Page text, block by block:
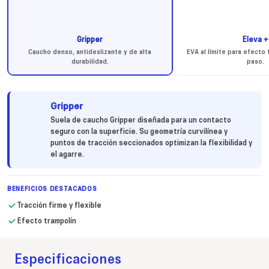
Gripper
Caucho denso, antideslizante y de alta
durabilidad.
Eleva +
EVA al límite para efecto
paso.
Gripper
Suela de caucho Gripper diseñada para un contacto
seguro con la superficie. Su geometría curvilínea y
puntos de tracción seccionados optimizan la flexibilidad y
el agarre.
BENEFICIOS DESTACADOS
Tracción firme y flexible
Efecto trampolín
Especificaciones